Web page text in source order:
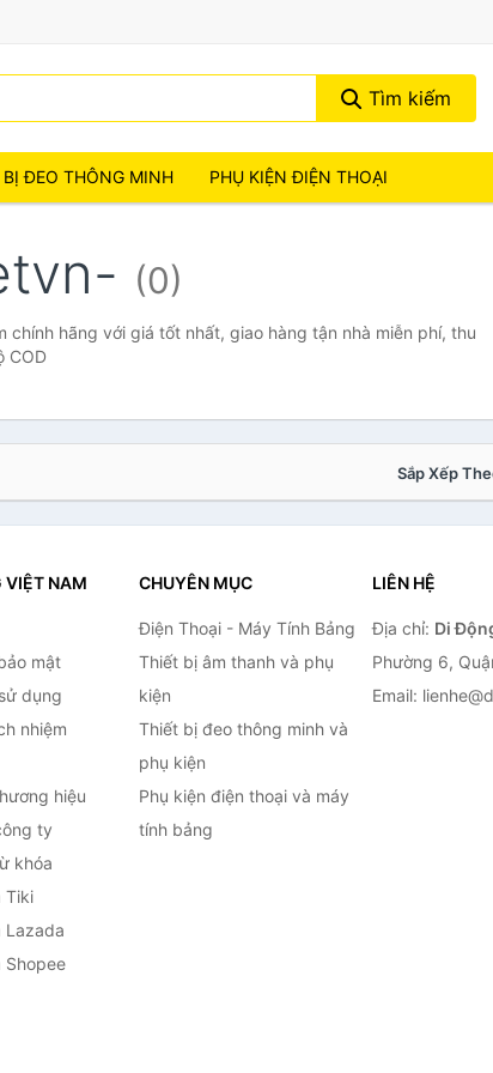
Tìm kiếm
BỊ ĐEO THÔNG MINH PHỤ KIỆN ĐIỆN THOẠI
(0)
hãng với giá tốt nhất, giao hàng tận nhà miễn phí, thu
COD
Sắp Xếp
VIỆT NAM
mật
dụng
nhiệm
hiệu
ty
khóa
Tiki
Lazada
Shopee
CHUYÊN MỤC
Điện Thoại - Máy Tính Bảng
Thiết bị âm thanh và phụ
kiện
Thiết bị đeo thông minh và
phụ kiện
Phụ kiện điện thoại và máy
tính bảng
LIÊN HỆ
Địa chỉ: Di
Phường 6,
Email: